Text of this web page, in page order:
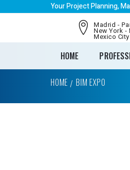
Your Project Planning,
Madrid -
New York -
Mexico
HOME
HOME BIM EXPO